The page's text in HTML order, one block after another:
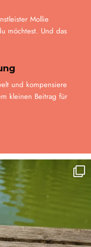
Mollie
möchtest. Und das
und kompensiere
kleinen Beitrag für